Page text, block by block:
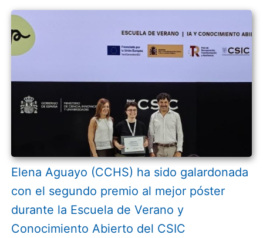
Elena Aguayo (CCHS) ha sido galardonada
con el segundo premio al mejor póster
durante la Escuela de Verano y
Conocimiento Abierto del CSIC